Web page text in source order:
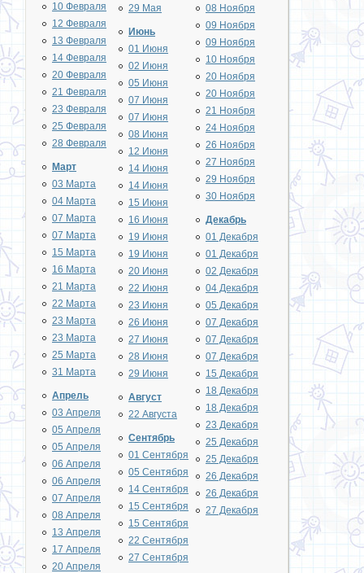
10 Февраля
12 Февраля
13 Февраля
14 Февраля
20 Февраля
21 Февраля
23 Февраля
25 Февраля
28 Февраля
Март
03 Марта
04 Марта
07 Марта
07 Марта
15 Марта
16 Марта
21 Марта
22 Марта
23 Марта
23 Марта
25 Марта
31 Марта
Апрель
03 Апреля
05 Апреля
05 Апреля
06 Апреля
06 Апреля
07 Апреля
08 Апреля
13 Апреля
17 Апреля
20 Апреля
29 Мая
Июнь
01 Июня
02 Июня
05 Июня
07 Июня
07 Июня
08 Июня
12 Июня
14 Июня
14 Июня
15 Июня
16 Июня
19 Июня
19 Июня
20 Июня
22 Июня
23 Июня
26 Июня
27 Июня
28 Июня
29 Июня
Август
22 Августа
Сентябрь
01 Сентября
05 Сентября
14 Сентября
15 Сентября
15 Сентября
22 Сентября
27 Сентября
08 Ноября
09 Ноября
09 Ноября
10 Ноября
20 Ноября
20 Ноября
21 Ноября
24 Ноября
26 Ноября
27 Ноября
29 Ноября
30 Ноября
Декабрь
01 Декабря
01 Декабря
02 Декабря
04 Декабря
05 Декабря
07 Декабря
07 Декабря
07 Декабря
15 Декабря
18 Декабря
18 Декабря
23 Декабря
25 Декабря
25 Декабря
26 Декабря
26 Декабря
27 Декабря